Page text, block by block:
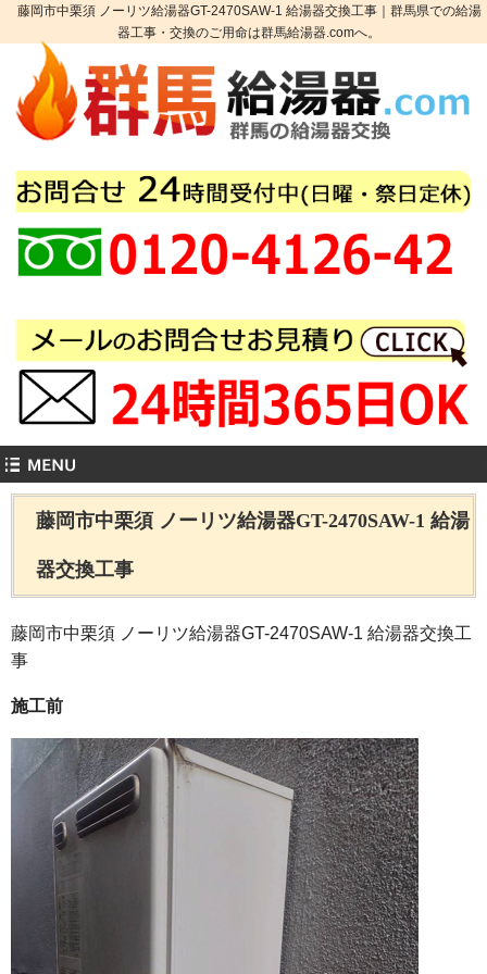
藤岡市中栗須 ノーリツ給湯器GT-2470SAW-1 給湯器交換工事｜群馬県での給湯
器工事・交換のご用命は群馬給湯器.comへ。
藤岡市中栗須 ノーリツ給湯器GT-2470SAW-1 給湯
器交換工事
藤岡市中栗須 ノーリツ給湯器GT-2470SAW-1 給湯器交換工
事
施工前